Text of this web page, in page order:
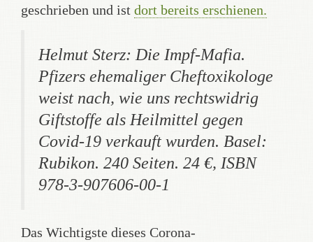
geschrieben und ist dort bereits erschienen.
Helmut Sterz: Die Impf-Mafia.
Pfizers ehemaliger Cheftoxikologe
weist nach, wie uns rechtswidrig
Giftstoffe als Heilmittel gegen
Covid-19 verkauft wurden. Basel:
Rubikon. 240 Seiten. 24 €, ISBN
978-3-907606-00-1
Das Wichtigste dieses Corona-